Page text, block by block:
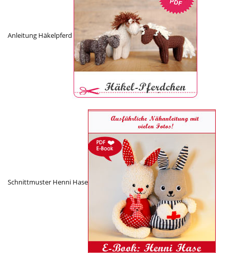
Anleitung Häkelpferd
Schnittmuster Henni Hase